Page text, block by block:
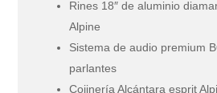
Rines 18″ de aluminio
Alpine
Sistema de audio premium
parlantes
Cojinería Alcántara esprit